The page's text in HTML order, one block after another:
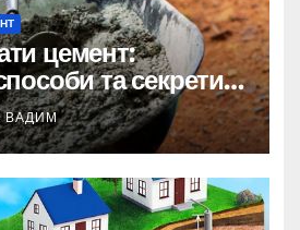
цемент:
та секрети
ВАДИМ